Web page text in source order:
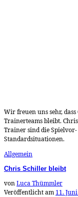
Wir freuen uns sehr,
Trainerteams bleibt.
Trainer sind die
Standardsituationen.
Allgemein
Chris Schiller bleibt
vonLuca Thümmler
Veröffentlicht am 11.